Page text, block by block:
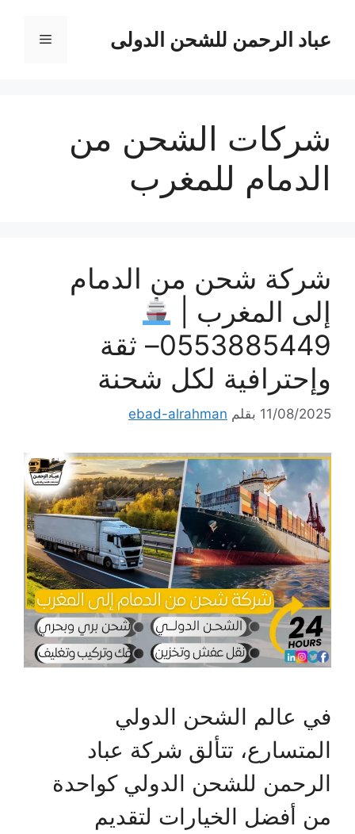
المحتوىعباد الرحمن للشحن الدولى القائمة
شركات الشحن من
الدمام للمغرب
شركة شحن من الدمام
إلى المغرب |
0553885449– ثقة
وإحترافية لكل شحنة
11/08/2025 بقلم ebad-alrahman
في عالم الشحن الدولي
المتسارع، تتألق شركة عباد
الرحمن للشحن الدولي كواحدة
من أفضل الخيارات لتقديم